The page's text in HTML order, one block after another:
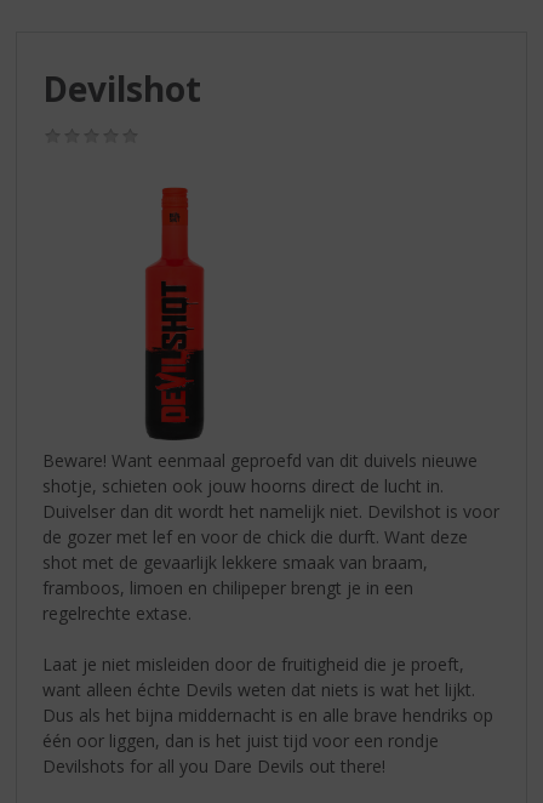
Devilshot
Beware! Want eenmaal geproefd van dit duivels nieuwe
shotje, schieten ook jouw hoorns direct de lucht in.
Duivelser dan dit wordt het namelijk niet. Devilshot is voor
de gozer met lef en voor de chick die durft. Want deze
shot met de gevaarlijk lekkere smaak van braam,
framboos, limoen en chilipeper brengt je in een
regelrechte extase.
Laat je niet misleiden door de fruitigheid die je proeft,
want alleen échte Devils weten dat niets is wat het lijkt.
Dus als het bijna middernacht is en alle brave hendriks op
één oor liggen, dan is het juist tijd voor een rondje
Devilshots for all you Dare Devils out there!